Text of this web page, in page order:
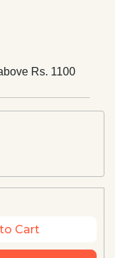
Rs. 1100
Cart